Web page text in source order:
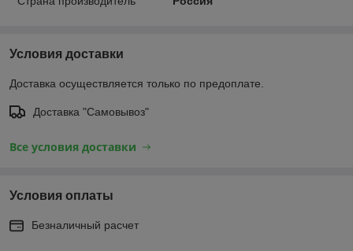
Условия доставки
Доставка осуществляется только по предоплате.
Доставка "Самовывоз"
Все условия доставки
Условия оплаты
Безналичный расчет